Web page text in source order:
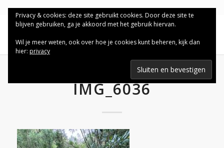
IMG_6036
Privacy & cookies: deze site gebruikt cookies. Door deze site te
blijven gebruiken, ga je akkoord met het gebruik hiervan.
Wil je meer weten, ook over hoe je cookies kunt beheren, kijk dan
hier: privacy